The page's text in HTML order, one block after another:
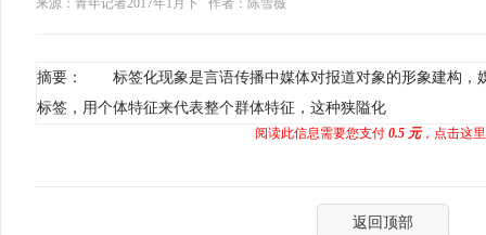
来源：青年记者2017年1月下
作者：陈雪薇
摘要： 标签化现象是言语传播中媒体对报道对象的形象建构，
标签，用个体特征来代表整个群体特征，这种狭隘化
阅读此信息需要您支付 0.5 元，点击这
返回顶部